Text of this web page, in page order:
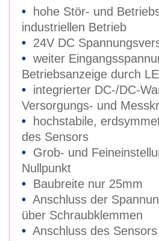
•
hohe Stör- und
industriellen Betrieb
• 24V DC
• weiter
Betriebsanzeige durch
• integrierter DC-/DC-
Versorgungs- und
•
hochstabile,
des Sensors
• Grob- und
Nullpunkt
• Baubreite nur 25mm
• Anschluss der
über Schraubklemmen
• Anschluss des